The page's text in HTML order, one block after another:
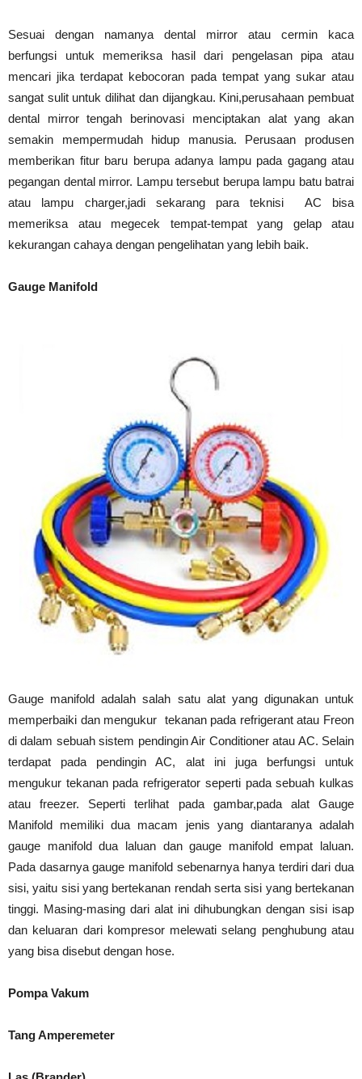
Sesuai dengan namanya dental mirror atau cermin kaca
berfungsi untuk memeriksa hasil dari pengelasan pipa atau
mencari jika terdapat kebocoran pada tempat yang sukar atau
sangat sulit untuk dilihat dan dijangkau. Kini,perusahaan pembuat
dental mirror tengah berinovasi menciptakan alat yang akan
semakin mempermudah hidup manusia. Perusaan produsen
memberikan fitur baru berupa adanya lampu pada gagang atau
pegangan dental mirror. Lampu tersebut berupa lampu batu batrai
atau lampu charger,jadi sekarang para teknisi AC bisa
memeriksa atau megecek tempat-tempat yang gelap atau
kekurangan cahaya dengan pengelihatan yang lebih baik.
Gauge Manifold
Gauge manifold adalah salah satu alat yang digunakan untuk
memperbaiki dan mengukur tekanan pada refrigerant atau Freon
di dalam sebuah sistem pendingin Air Conditioner atau AC. Selain
terdapat pada pendingin AC, alat ini juga berfungsi untuk
mengukur tekanan pada refrigerator seperti pada sebuah kulkas
atau freezer. Seperti terlihat pada gambar,pada alat Gauge
Manifold memiliki dua macam jenis yang diantaranya adalah
gauge manifold dua laluan dan gauge manifold empat laluan.
Pada dasarnya gauge manifold sebenarnya hanya terdiri dari dua
sisi, yaitu sisi yang bertekanan rendah serta sisi yang bertekanan
tinggi. Masing-masing dari alat ini dihubungkan dengan sisi isap
dan keluaran dari kompresor melewati selang penghubung atau
yang bisa disebut dengan hose.
Pompa Vakum
Tang Amperemeter